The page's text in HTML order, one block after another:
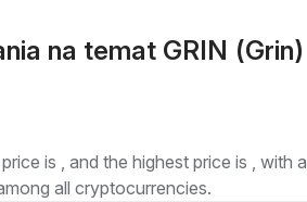
na temat GRIN (Grin)
is , and the highest price is , with
all cryptocurrencies.